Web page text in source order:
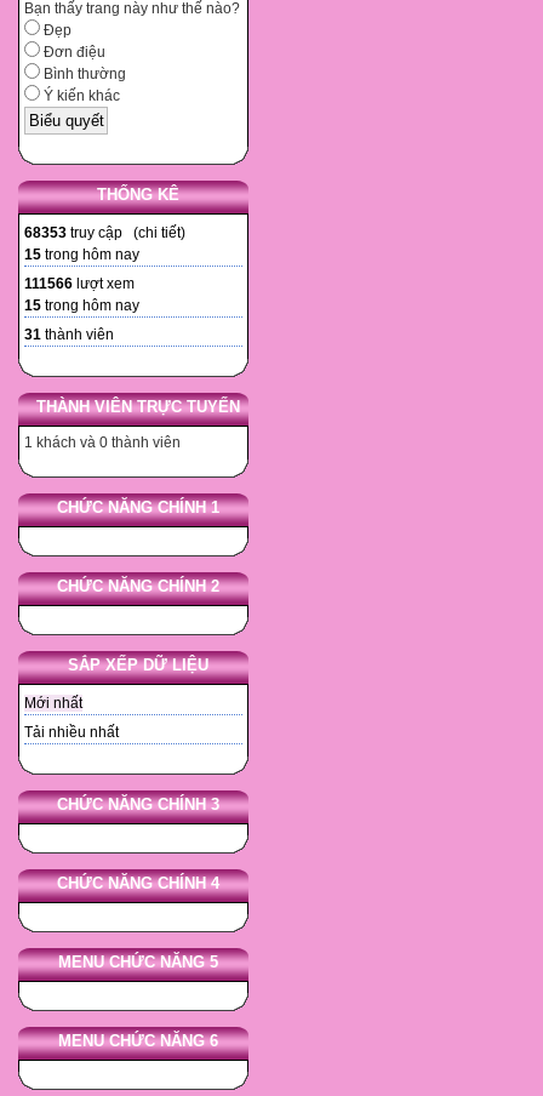
Bạn thấy trang này như thế nào?
Đẹp
Đơn điệu
Bình thường
Ý kiến khác
THỐNG KÊ
68353 truy cập (chi tiết)
15 trong hôm nay
111566 lượt xem
15 trong hôm nay
31 thành viên
THÀNH VIÊN TRỰC TUYẾN
1 khách và 0 thành viên
CHỨC NĂNG CHÍNH 1
CHỨC NĂNG CHÍNH 2
SẮP XẾP DỮ LIỆU
Mới nhất
Tải nhiều nhất
CHỨC NĂNG CHÍNH 3
CHỨC NĂNG CHÍNH 4
MENU CHỨC NĂNG 5
MENU CHỨC NĂNG 6